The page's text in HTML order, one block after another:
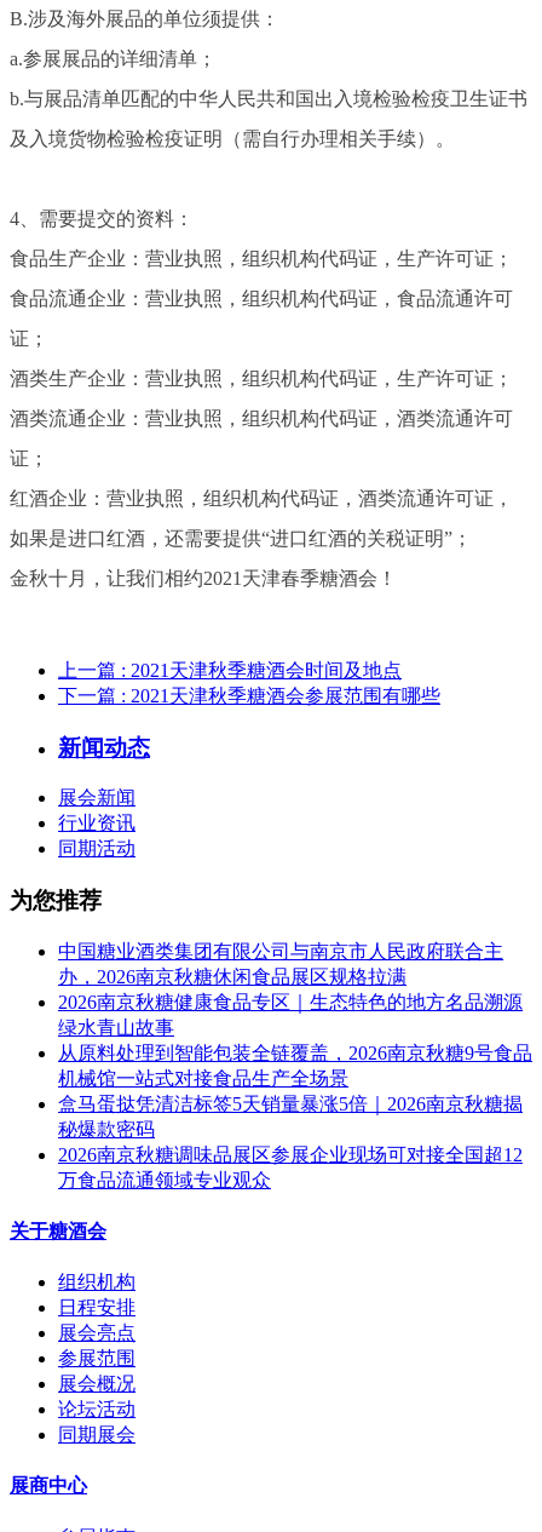
B.涉及海外展品的单位须提供：
a.参展展品的详细清单；
b.与展品清单匹配的中华人民共和国出入境检验检疫卫生证书
及入境货物检验检疫证明（需自行办理相关手续）。
4、需要提交的资料：
食品生产企业：营业执照，组织机构代码证，生产许可证；
食品流通企业：营业执照，组织机构代码证，食品流通许可
证；
酒类生产企业：营业执照，组织机构代码证，生产许可证；
酒类流通企业：营业执照，组织机构代码证，酒类流通许可
证；
红酒企业：营业执照，组织机构代码证，酒类流通许可证，
如果是进口红酒，还需要提供“进口红酒的关税证明”；
金秋十月，让我们相约2021天津春季糖酒会！
上一篇 : 2021天津秋季糖酒会时间及地点
下一篇 : 2021天津秋季糖酒会参展范围有哪些
新闻动态
展会新闻
行业资讯
同期活动
为您推荐
中国糖业酒类集团有限公司与南京市人民政府联合主
办，2026南京秋糖休闲食品展区规格拉满
2026南京秋糖健康食品专区｜生态特色的地方名品溯源
绿水青山故事
从原料处理到智能包装全链覆盖，2026南京秋糖9号食品
机械馆一站式对接食品生产全场景
盒马蛋挞凭清洁标签5天销量暴涨5倍｜2026南京秋糖揭
秘爆款密码
2026南京秋糖调味品展区参展企业现场可对接全国超12
万食品流通领域专业观众
关于糖酒会
组织机构
日程安排
展会亮点
参展范围
展会概况
论坛活动
同期展会
展商中心